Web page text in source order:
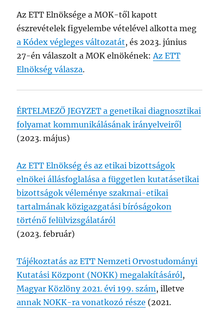
Az ETT Elnöksége a MOK-től kapott
észrevételek figyelembe vételével alkotta meg
a Kódex végleges változatát, és 2023. június
27-én válaszolt a MOK elnökének:Az ETT
Elnökség válasza.
ÉRTELMEZŐ JEGYZET a genetikai diagnosztikai
folyamat kommunikálásának irányelveiről
(2023. május)
Az ETT Elnökség és az etikai bizottságok
elnökei állásfoglalása a független kutatásetikai
bizottságok véleménye szakmai-etikai
tartalmának közigazgatási bíróságokon
történő felülvizsgálatáról
(2023. február)
Tájékoztatás az ETT Nemzeti Orvostudományi
Kutatási Központ (NOKK) megalakításáról,
Magyar Közlöny 2021. évi 199. szám, illetve
annak NOKK-ra vonatkozó része (2021.